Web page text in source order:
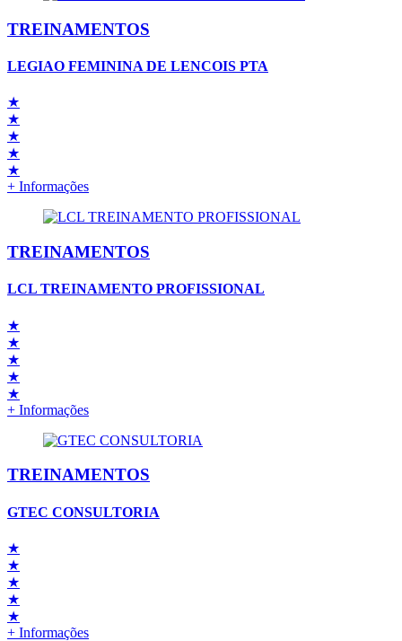
TREINAMENTOS
LEGIAO FEMININA DE LENCOIS PTA
★
★
★
★
★
+ Informações
TREINAMENTOS
LCL TREINAMENTO PROFISSIONAL
★
★
★
★
★
+ Informações
TREINAMENTOS
GTEC CONSULTORIA
★
★
★
★
★
+ Informações